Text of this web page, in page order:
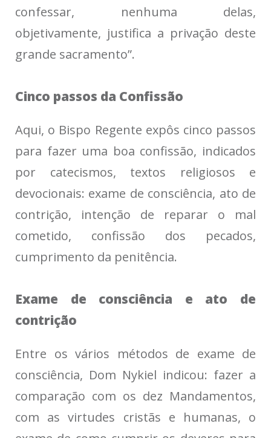
confessar, nenhuma delas,
objetivamente, justifica a privação deste
grande sacramento”.
Cinco passos da Confissão
Aqui, o Bispo Regente expôs cinco passos
para fazer uma boa confissão, indicados
por catecismos, textos religiosos e
devocionais: exame de consciência, ato de
contrição, intenção de reparar o mal
cometido, confissão dos pecados,
cumprimento da penitência.
Exame de consciência e ato de
contrição
Entre os vários métodos de exame de
consciência, Dom Nykiel indicou: fazer a
comparação com os dez Mandamentos,
com as virtudes cristãs e humanas, o